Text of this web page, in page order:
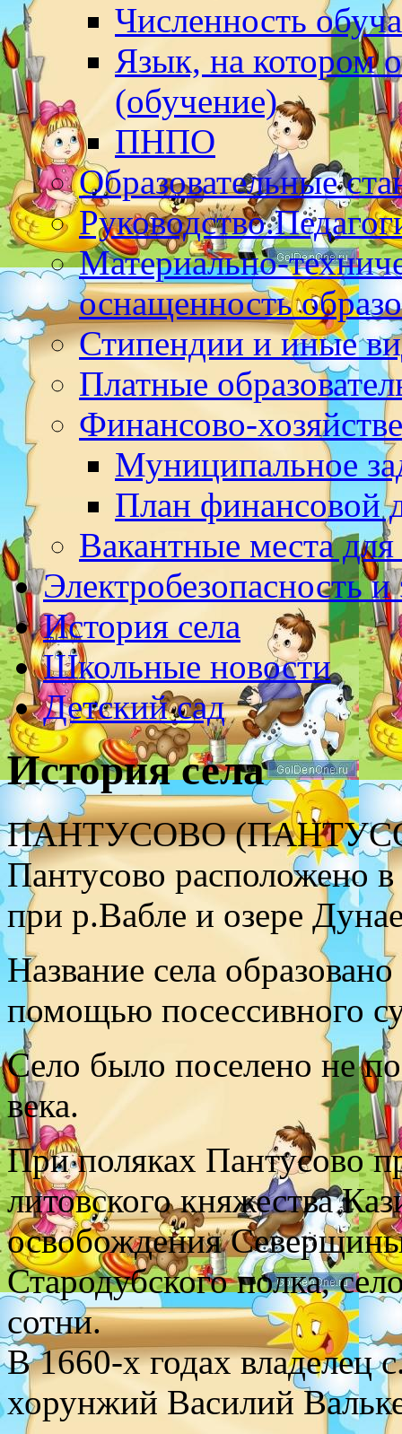
Численность
Язык, на котором
(обучение)
ПНПО
Образовательные
Материально-
оснащенность
Стипендии и иные
Платные
Финансово-
Муниципальное
План финансовой
Вакантные места
Электробезопасность
История села
Школьные новости
Детский сад
История села
ПАНТУСОВО
Пантусово расположено
при р.Вабле и озере
Название села
помощью посессивного
Село было поселено не
века.
При поляках Пантусово
литовского княжества
освобождения
Стародубского полка,
сотни.
В 1660-х годах владелец
хорунжий Василий